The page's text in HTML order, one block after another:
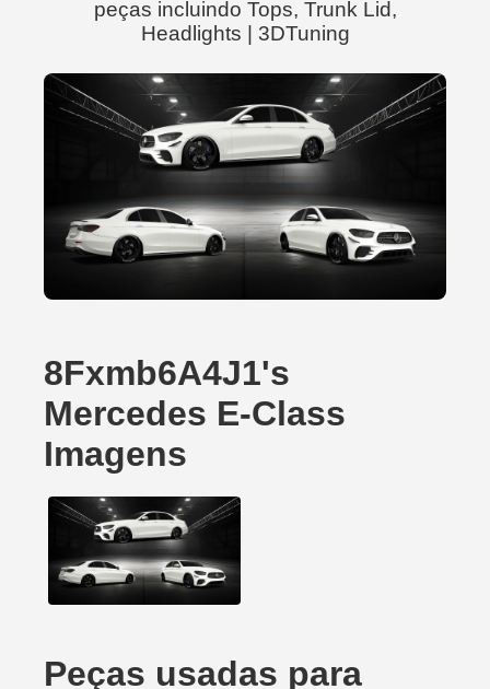
peças incluindo Tops, Trunk Lid,
Headlights | 3DTuning
8Fxmb6A4J1's
Mercedes E-Class
Imagens
Peças usadas para